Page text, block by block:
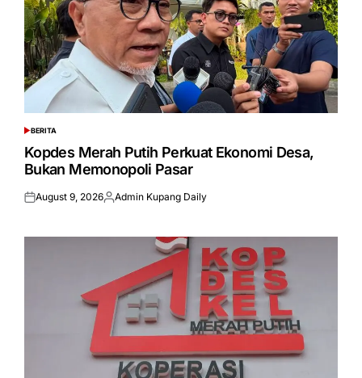
POSTED
IN
BERITA
Kopdes Merah Putih Perkuat Ekonomi Desa,
Bukan Memonopoli Pasar
Posted
August 9, 2026Posted
Admin Kupang Daily